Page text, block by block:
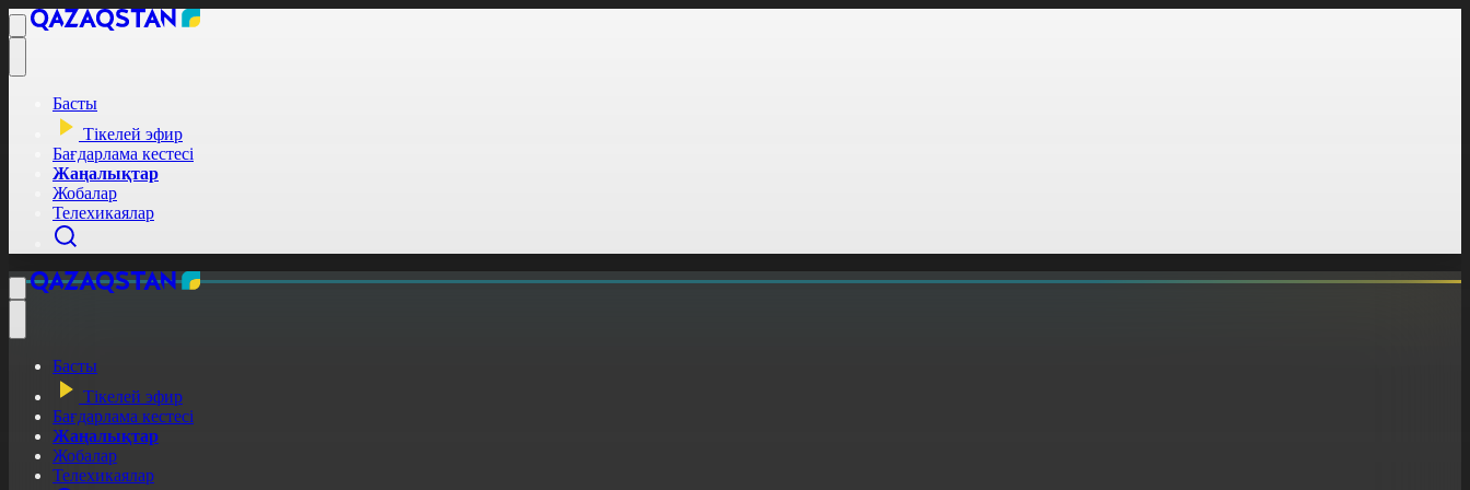
Басты
Тікелей эфир
Бағдарлама кестесі
Жаңалықтар
Жобалар
Телехикаялар
Басты
Тікелей эфир
Бағдарлама кестесі
Жаңалықтар
Жобалар
Телехикаялар